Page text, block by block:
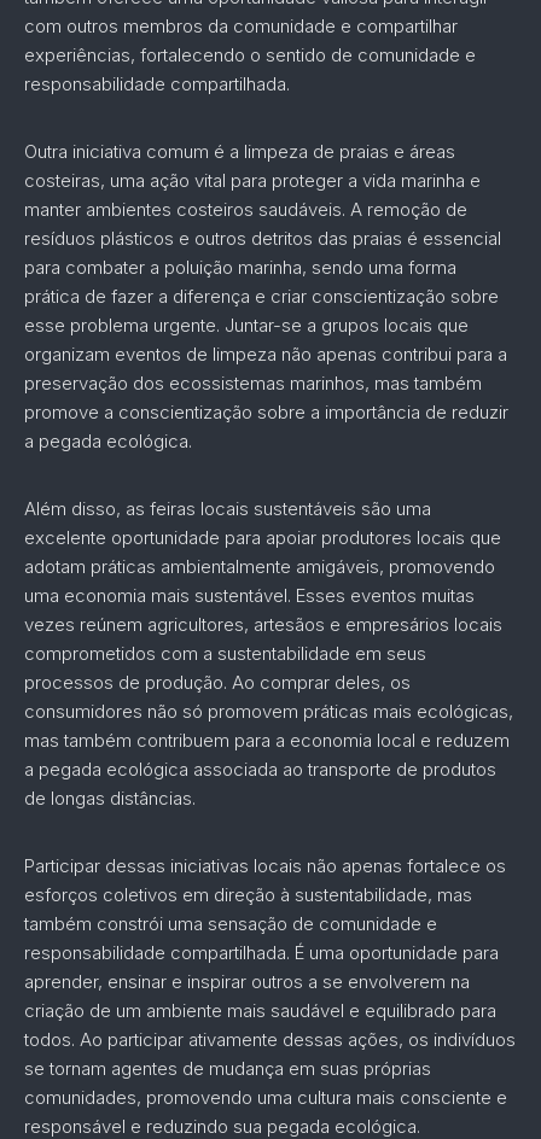
com outros membros da comunidade e compartilhar
experiências, fortalecendo o sentido de comunidade e
responsabilidade compartilhada.
Outra iniciativa comum é a limpeza de praias e áreas
costeiras, uma ação vital para proteger a vida marinha e
manter ambientes costeiros saudáveis. A remoção de
resíduos plásticos e outros detritos das praias é essencial
para combater a poluição marinha, sendo uma forma
prática de fazer a diferença e criar conscientização sobre
esse problema urgente. Juntar-se a grupos locais que
organizam eventos de limpeza não apenas contribui para a
preservação dos ecossistemas marinhos, mas também
promove a conscientização sobre a importância de reduzir
a pegada ecológica.
Além disso, as feiras locais sustentáveis são uma
excelente oportunidade para apoiar produtores locais que
adotam práticas ambientalmente amigáveis, promovendo
uma economia mais sustentável. Esses eventos muitas
vezes reúnem agricultores, artesãos e empresários locais
comprometidos com a sustentabilidade em seus
processos de produção. Ao comprar deles, os
consumidores não só promovem práticas mais ecológicas,
mas também contribuem para a economia local e reduzem
a pegada ecológica associada ao transporte de produtos
de longas distâncias.
Participar dessas iniciativas locais não apenas fortalece os
esforços coletivos em direção à sustentabilidade, mas
também constrói uma sensação de comunidade e
responsabilidade compartilhada. É uma oportunidade para
aprender, ensinar e inspirar outros a se envolverem na
criação de um ambiente mais saudável e equilibrado para
todos. Ao participar ativamente dessas ações, os indivíduos
se tornam agentes de mudança em suas próprias
comunidades, promovendo uma cultura mais consciente e
responsável e reduzindo sua pegada ecológica.